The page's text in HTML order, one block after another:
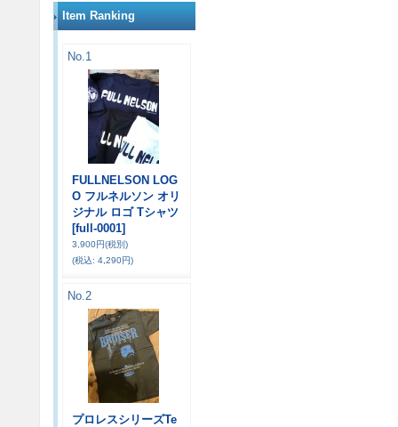
Item Ranking
No.1
FULLNELSON LOG
O フルネルソン オリ
ジナル ロゴ Tシャツ
[full-0001]
3,900円(税別)
(税込: 4,290円)
No.2
プロレスシリーズTe